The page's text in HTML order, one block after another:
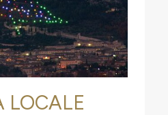
LOCALE